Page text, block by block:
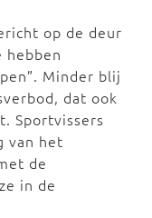
op de deur
hebben
Minder blij
dat ook
Sportvissers
van het
de
in de